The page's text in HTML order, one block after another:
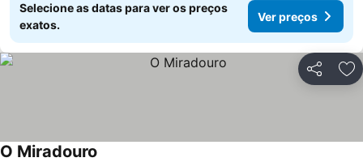
Selecione as datas para ver os preços
exatos.
Ver preços
Partilhar
O Miradouro